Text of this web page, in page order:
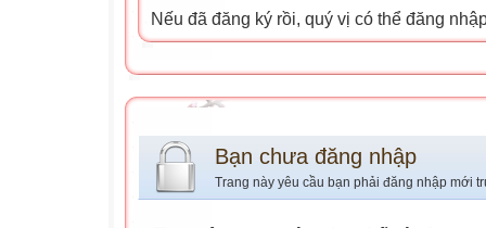
Nếu đã đăng ký rồi, quý vị có thể đăng
Bạn chưa đăng nhập
Trang này yêu cầu bạn phải đăng nhập mới